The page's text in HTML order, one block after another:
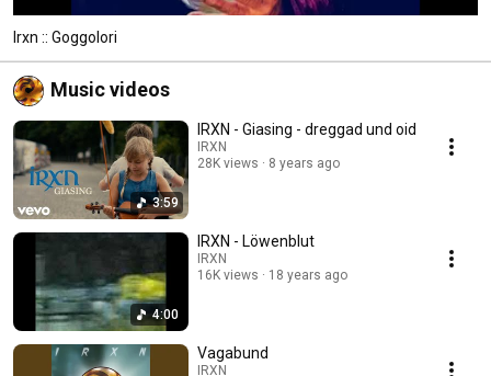
Irxn :: Goggolori
Music videos
3:59
IRXN - Giasing - dreggad und oid
IRXN
28K views
8 years ago
4:00
IRXN - Löwenblut
IRXN
16K views
18 years ago
Vagabund
IRXN